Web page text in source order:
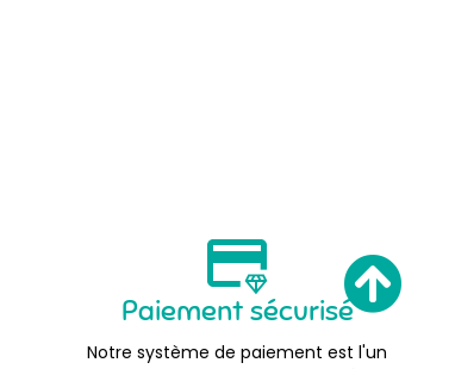
Paiement sécurisé
Notre système de paiement est l'un